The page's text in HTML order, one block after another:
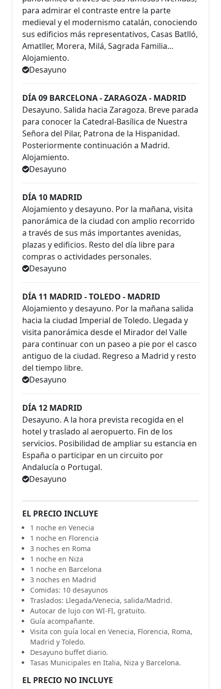
para admirar el contraste entre la parte
medieval y el modernismo catalán, conociendo
sus edificios más representativos, Casas Batlló,
Amatller, Morera, Milá, Sagrada Familia…
Alojamiento.
Desayuno
DÍA 09 BARCELONA - ZARAGOZA - MADRID
Desayuno. Salida hacia Zaragoza. Breve parada
para conocer la Catedral-Basílica de Nuestra
Señora del Pilar, Patrona de la Hispanidad.
Posteriormente continuación a Madrid.
Alojamiento.
Desayuno
DÍA 10 MADRID
Alojamiento y desayuno. Por la mañana, visita
panorámica de la ciudad con amplio recorrido
a través de sus más importantes avenidas,
plazas y edificios. Resto del día libre para
compras o actividades personales.
Desayuno
DÍA 11 MADRID - TOLEDO - MADRID
Alojamiento y desayuno. Por la mañana salida
hacia la ciudad Imperial de Toledo. Llegada y
visita panorámica desde el Mirador del Valle
para continuar con un paseo a pie por el casco
antiguo de la ciudad. Regreso a Madrid y resto
del tiempo libre.
Desayuno
DÍA 12 MADRID
Desayuno. A la hora prevista recogida en el
hotel y traslado al aeropuerto. Fin de los
servicios. Posibilidad de ampliar su estancia en
España o participar en un circuito por
Andalucía o Portugal.
Desayuno
EL PRECIO INCLUYE
1 noche en Venecia
1 noche en Florencia
3 noches en Roma
1 noche en Niza
1 noche en Barcelona
3 noches en Madrid
Comidas: 10 desayunos
Traslados: Llegada/Venecia, salida/Madrid.
Autocar de lujo con WI-FI, gratuito.
Guía acompañante.
Visita con guía local en Venecia, Florencia, Roma,
Madrid y Toledo.
Desayuno buffet diario.
Tasas Municipales en Italia, Niza y Barcelona.
EL PRECIO NO INCLUYE